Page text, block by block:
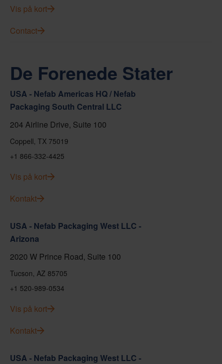
Vis på kort
Contact
De Forenede Stater
USA - Nefab Americas HQ / Nefab
Packaging South Central LLC
204 Airline Drive, Suite 100
Coppell, TX 75019
+1 866-332-4425
Vis på kort
Kontakt
USA - Nefab Packaging West LLC -
Arizona
2020 W Prince Road, Suite 100
Tucson, AZ 85705
+1 520-989-0534
Vis på kort
Kontakt
USA - Nefab Packaging West LLC -